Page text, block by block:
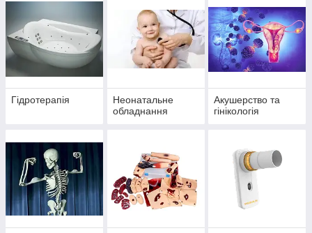
Гідротерапія
Неонатальне
обладнання
Акушерство та
гінікологія